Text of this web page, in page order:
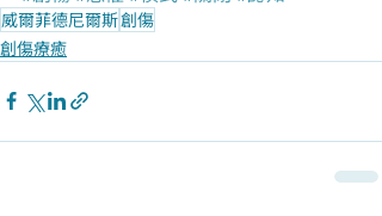
威爾菲德尼爾斯創傷
創傷療癒